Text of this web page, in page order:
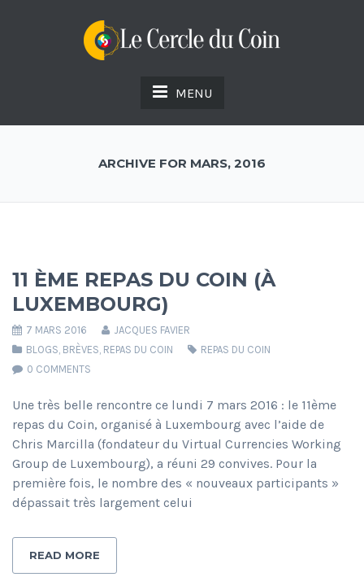
MENU
ARCHIVE FOR MARS, 2016
11 ÈME REPAS DU COIN (À
LUXEMBOURG)
7 MARS 2016
JACQUES FAVIER
BLOGS, BRÈVES, REPAS DU COIN
REPAS DU COIN
0 COMMENTS
Une très belle rencontre ce lundi 7 mars 2016 : le 11ème
repas du Coin, organisé à Luxembourg avec l’aide de
Chris Marcilla (fondateur du Virtual Currencies Working
Group de Luxembourg), a réuni 29 convives. Pour la
première fois, le nombre des « nouveaux participants »
dépassait très largement celui
READ MORE